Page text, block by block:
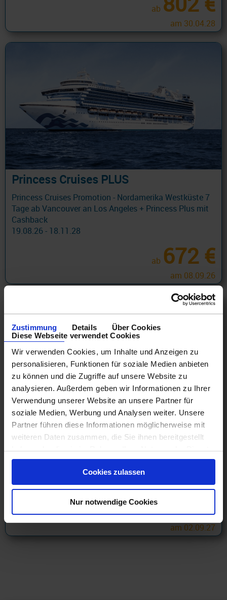
Zustimmung Details
Über Cookies
Diese Webseite verwendet Cookies
Wir verwenden Cookies, um Inhalte und Anzeigen zu
personalisieren, Funktionen für soziale Medien anbieten
zu können und die Zugriffe auf unsere Website zu
analysieren. Außerdem geben wir Informationen zu Ihrer
Verwendung unserer Website an unsere Partner für
soziale Medien, Werbung und Analysen weiter. Unsere
Partner führen diese Informationen möglicherweise mit
weiteren Daten zusammen, die Sie ihnen bereitgestellt
haben oder die sie im Rahmen Ihrer Nutzung der Dienste
gesammelt haben.
Cookies zulassen
Nur notwendige Cookies
ab
am 30.04.28
Princess Cruises PLUS
Princess Cruises Promotion - Nordamerika Westküste 7
Tage ab Vancouver an Los Angeles + Princess Plus mit
Cashback
19.08.26 - 18.11.28
ab 672 €
am 08.09.26
Princess Cruises PREMIER
Princess Cruises Promotion - Australien und Neuseeland
3 Tage ab Brisbane an Sydney (Australien) + Princess
Premier mit Cashback
19.08.26 - 18.11.28
ab354 €
am 02.09.27